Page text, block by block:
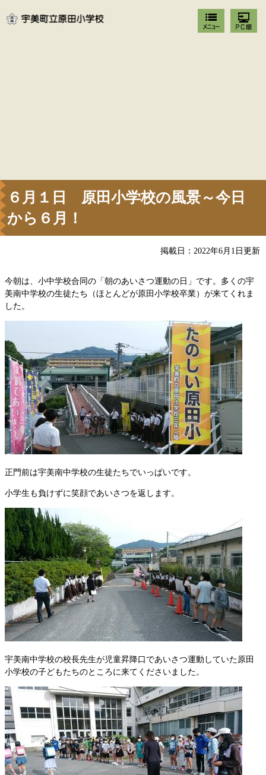
６月１日 原田小学校の風景～今日
から６月！
掲載日：2022年6月1日更新
今朝は、小中学校合同の「朝のあいさつ運動の日」です。多くの宇
美南中学校の生徒たち（ほとんどが原田小学校卒業）が来てくれま
した。
正門前は宇美南中学校の生徒たちでいっぱいです。
小学生も負けずに笑顔であいさつを返します。
宇美南中学校の校長先生が児童昇降口であいさつ運動していた原田
小学校の子どもたちのところに来てくださいました。